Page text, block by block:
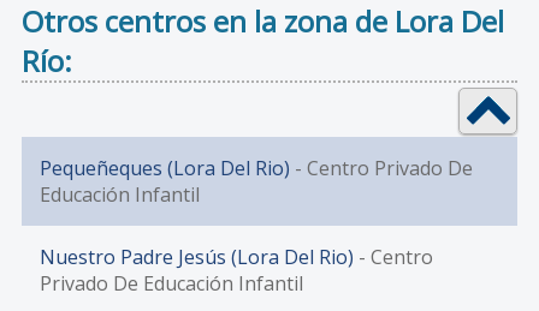
Otros centros en la zona de Lora Del
Río:
Pequeñeques (Lora Del Rio) - Centro Privado De
Educación Infantil
Nuestro Padre Jesús (Lora Del Rio) - Centro
Privado De Educación Infantil